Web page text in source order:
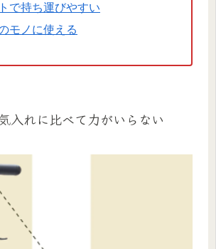
で持ち運びやすい
モノに使える
入れに比べて力がいらない